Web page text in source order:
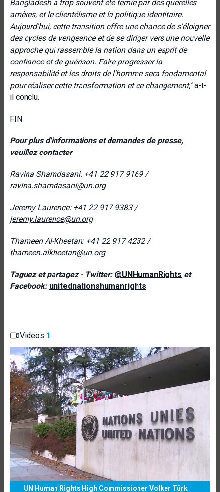
Bangladesh a trop souvent été ternie par des querelles
amères, et le clientélisme et la politique identitaire.
Aujourd'hui, cette transition offre une chance de s'éloigner
des cycles de vengeance et de se diriger vers une nouvelle
approche qui rassemble la nation dans un esprit de
confiance et de guérison. Faire progresser la
responsabilité et les droits de l'homme sera fondamental
pour réaliser cette transformation et ce changement,”a-t-
il conclu.
FIN
Pour plus d'informations et demandes de presse,
veuillez contacter
Ravina Shamdasani: +41 22 917 9169 /
ravina.shamdasani@un.org
Jeremy Laurence: +41 22 917 9383 /
jeremy.laurence@un.org
Thameen Al-Kheetan: +41 22 917 4232 /
thameen.alkheetan@un.org
Taguez et partagez - Twitter: @UNHumanRights et
Facebook: unitednationshumanrights
Videos 1
UN Human Rights High Commissioner Volker Türk